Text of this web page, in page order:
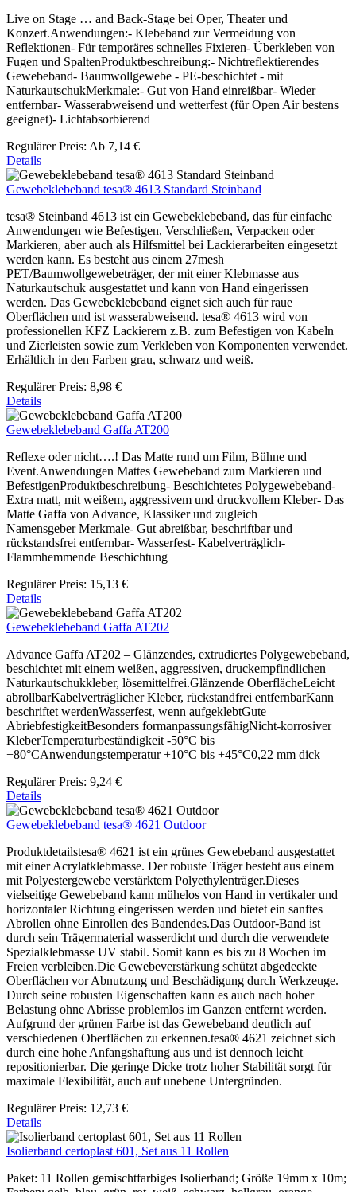
Live on Stage … and Back-Stage bei Oper, Theater und
Konzert.Anwendungen:- Klebeband zur Vermeidung von
Reflektionen- Für temporäres schnelles Fixieren- Überkleben von
Fugen und SpaltenProduktbeschreibung:- Nichtreflektierendes
Gewebeband- Baumwollgewebe - PE-beschichtet - mit
NaturkautschukMerkmale:- Gut von Hand einreißbar- Wieder
entfernbar- Wasserabweisend und wetterfest (für Open Air bestens
geeignet)- Lichtabsorbierend
Regulärer Preis: Ab 7,14 €
Details
Gewebeklebeband tesa® 4613 Standard Steinband
tesa® Steinband 4613 ist ein Gewebeklebeband, das für einfache
Anwendungen wie Befestigen, Verschließen, Verpacken oder
Markieren, aber auch als Hilfsmittel bei Lackierarbeiten eingesetzt
werden kann. Es besteht aus einem 27mesh
PET/Baumwollgewebeträger, der mit einer Klebmasse aus
Naturkautschuk ausgestattet und kann von Hand eingerissen
werden. Das Gewebeklebeband eignet sich auch für raue
Oberflächen und ist wasserabweisend. tesa® 4613 wird von
professionellen KFZ Lackierern z.B. zum Befestigen von Kabeln
und Zierleisten sowie zum Verkleben von Komponenten verwendet.
Erhältlich in den Farben grau, schwarz und weiß.
Regulärer Preis: 8,98 €
Details
Gewebeklebeband Gaffa AT200
Reflexe oder nicht….! Das Matte rund um Film, Bühne und
Event.Anwendungen Mattes Gewebeband zum Markieren und
BefestigenProduktbeschreibung- Beschichtetes Polygewebeband-
Extra matt, mit weißem, aggressivem und druckvollem Kleber- Das
Matte Gaffa von Advance, Klassiker und zugleich
Namensgeber Merkmale- Gut abreißbar, beschriftbar und
rückstandsfrei entfernbar- Wasserfest- Kabelverträglich-
Flammhemmende Beschichtung
Regulärer Preis: 15,13 €
Details
Gewebeklebeband Gaffa AT202
Advance Gaffa AT202 – Glänzendes, extrudiertes Polygewebeband,
beschichtet mit einem weißen, aggressiven, druckempfindlichen
Naturkautschukkleber, lösemittelfrei.Glänzende OberflächeLeicht
abrollbarKabelverträglicher Kleber, rückstandfrei entfernbarKann
beschriftet werdenWasserfest, wenn aufgeklebtGute
AbriebfestigkeitBesonders formanpassungsfähigNicht-korrosiver
KleberTemperaturbeständigkeit -50°C bis
+80°CAnwendungstemperatur +10°C bis +45°C0,22 mm dick
Regulärer Preis: 9,24 €
Details
Gewebeklebeband tesa® 4621 Outdoor
Produktdetailstesa® 4621 ist ein grünes Gewebeband ausgestattet
mit einer Acrylatklebmasse. Der robuste Träger besteht aus einem
mit Polyestergewebe verstärktem Polyethylenträger.Dieses
vielseitige Gewebeband kann mühelos von Hand in vertikaler und
horizontaler Richtung eingerissen werden und bietet ein sanftes
Abrollen ohne Einrollen des Bandendes.Das Outdoor-Band ist
durch sein Trägermaterial wasserdicht und durch die verwendete
Spezialklebmasse UV stabil. Somit kann es bis zu 8 Wochen im
Freien verbleiben.Die Gewebeverstärkung schützt abgedeckte
Oberflächen vor Abnutzung und Beschädigung durch Werkzeuge.
Durch seine robusten Eigenschaften kann es auch nach hoher
Belastung ohne Abrisse problemlos im Ganzen entfernt werden.
Aufgrund der grünen Farbe ist das Gewebeband deutlich auf
verschiedenen Oberflächen zu erkennen.tesa® 4621 zeichnet sich
durch eine hohe Anfangshaftung aus und ist dennoch leicht
repositionierbar. Die geringe Dicke trotz hoher Stabilität sorgt für
maximale Flexibilität, auch auf unebene Untergründen.
Regulärer Preis: 12,73 €
Details
Isolierband certoplast 601, Set aus 11 Rollen
Paket: 11 Rollen gemischtfarbiges Isolierband; Größe 19mm x 10m;